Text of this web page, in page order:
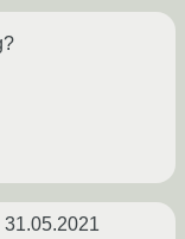
31.05.2021